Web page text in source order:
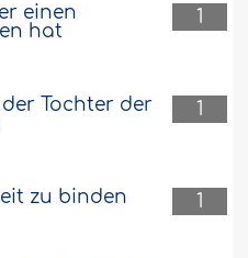
1
einen
hat
1
Tochter der
1
zu binden